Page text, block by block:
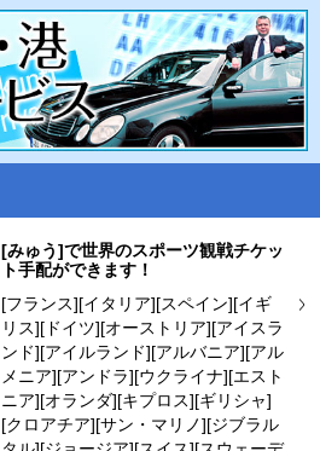
[みゅう]で世界のスポーツ観戦チケッ
ト手配ができます！
[フランス][イタリア][スペイン][イギ
リス][ドイツ][オーストリア][アイスラ
ンド][アイルランド][アルバニア][アル
メニア][アンドラ][ウクライナ][エスト
ニア][オランダ][キプロス][ギリシャ]
[クロアチア][サン・マリノ][ジブラル